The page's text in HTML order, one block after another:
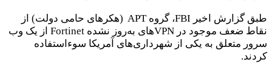
طبق گزارش اخیر FBI، گروه APT (هکرهای حامی دولت) از
نقاط ضعف موجود در VPNهای به‌روز نشده Fortinet از یک وب
سرور متعلق به یکی از شهرداری‌های آمریکا سوءاستفاده
کردند.